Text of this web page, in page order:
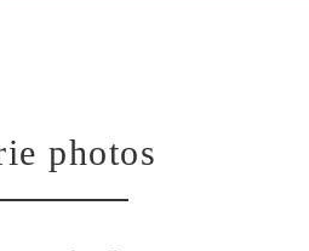
photos